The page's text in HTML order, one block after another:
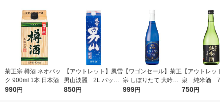
菊正宗 樽酒 ネオパッ
ク 900ml 1本 日本酒
990円
【アウトレット】風雪
男山淡麗 2L パック
1本 東亜酒造 日本酒
850円
【ワゴンセール】菊正
宗 しぼりたて 大吟醸
720ml 1本 日本酒
999円
【アウトレッ
泉 純米酒
本 東亜酒造
750円